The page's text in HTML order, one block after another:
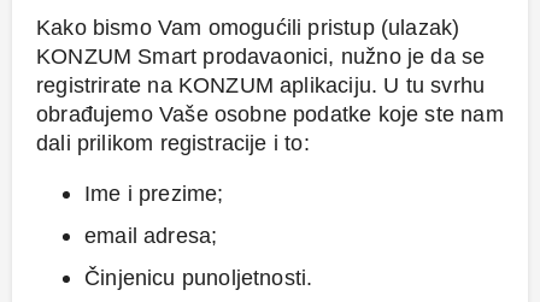
Kako bismo Vam omogućili pristup (ulazak)
KONZUM Smart prodavaonici, nužno je da se
registrirate na KONZUM aplikaciju. U tu svrhu
obrađujemo Vaše osobne podatke koje ste nam
dali prilikom registracije i to:
Ime i prezime;
email adresa;
Činjenicu punoljetnosti.